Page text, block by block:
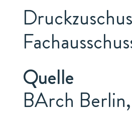
Quelle
BArch